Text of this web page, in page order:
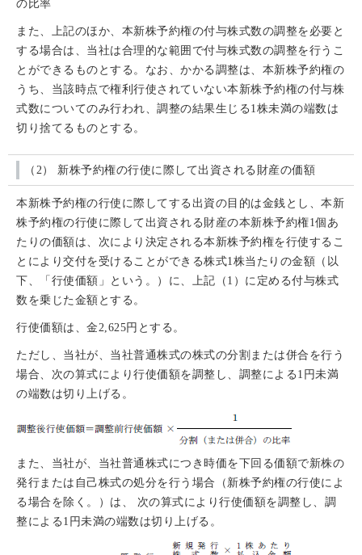
の比率
また、上記のほか、本新株予約権の付与株式数の調整を必要と
する場合は、当社は合理的な範囲で付与株式数の調整を行うこ
とができるものとする。なお、かかる調整は、本新株予約権の
うち、当該時点で権利行使されていない本新株予約権の付与株
式数についてのみ行われ、調整の結果生じる1株未満の端数は
切り捨てるものとする。
（2） 新株予約権の行使に際して出資される財産の価額
本新株予約権の行使に際してする出資の目的は金銭とし、本新
株予約権の行使に際して出資される財産の本新株予約権1個あ
たりの価額は、次により決定される本新株予約権を行使するこ
とにより交付を受けることができる株式1株当たりの金額（以
下、「行使価額」という。）に、上記（1）に定める付与株式
数を乗じた金額とする。
行使価額は、金2,625円とする。
ただし、当社が、当社普通株式の株式の分割または併合を行う
場合、次の算式により行使価額を調整し、調整による1円未満
の端数は切り上げる。
また、当社が、当社普通株式につき時価を下回る価額で新株の
発行または自己株式の処分を行う場合（新株予約権の行使によ
る場合を除く。）は、 次の算式により行使価額を調整し、調
整による1円未満の端数は切り上げる。